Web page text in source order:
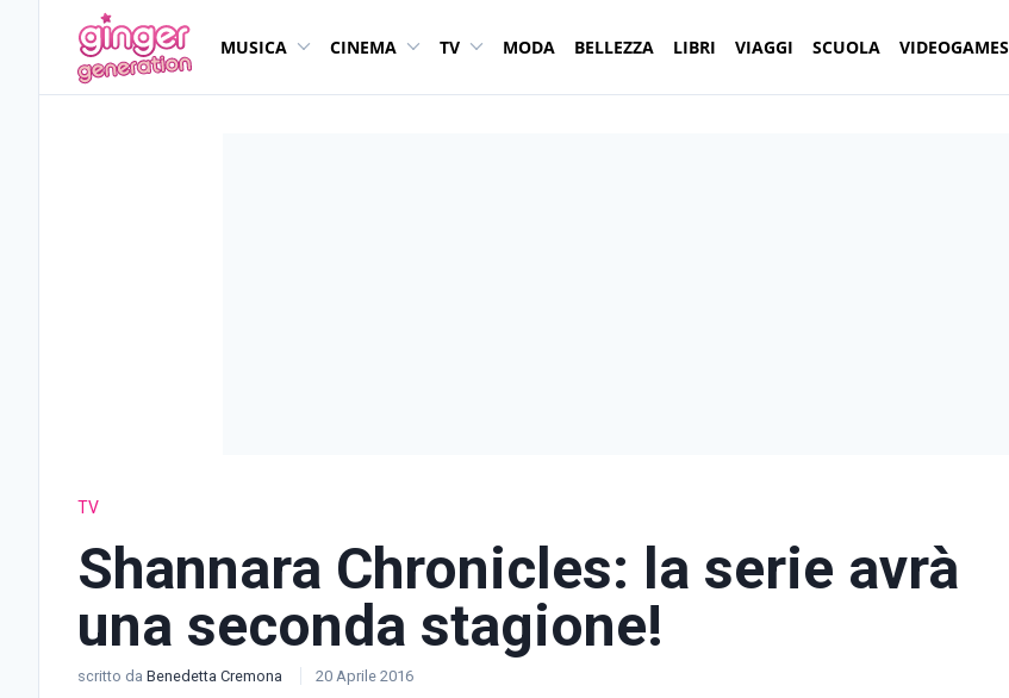
MUSICA CINEMA TV MODA BELLEZZA LIBRI VIAGGI SCUOLA VIDEOGAMES
TV
Shannara Chronicles: la serie avrà
una seconda stagione!
scritto da Benedetta Cremona 20 Aprile 2016